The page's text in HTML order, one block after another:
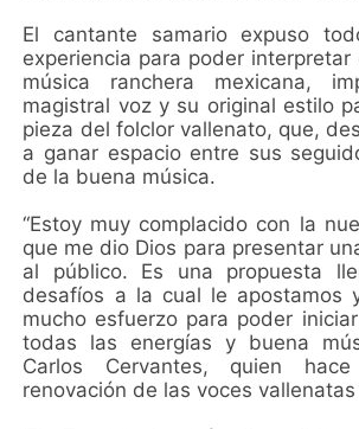
El cantante samario expuso
experiencia para poder
música ranchera mexicana,
magistral voz y su original estilo
pieza del folclor vallenato, que,
a ganar espacio entre sus
de la buena música.
“Estoy muy complacido con la
que me dio Dios para presentar
al público. Es una propuesta
desafíos a la cual le apostamos
mucho esfuerzo para poder
todas las energías y buena
Carlos Cervantes, quien
renovación de las voces